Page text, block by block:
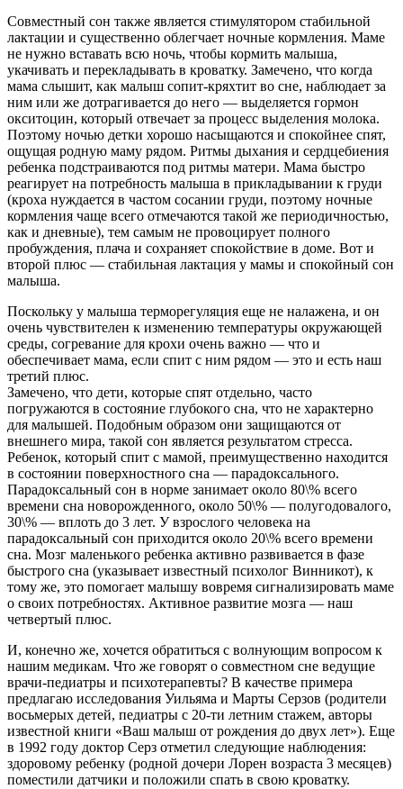
Совместный сон также является стимулятором стабильной
лактации и существенно облегчает ночные кормления. Маме
не нужно вставать всю ночь, чтобы кормить малыша,
укачивать и перекладывать в кроватку. Замечено, что когда
мама слышит, как малыш сопит-кряхтит во сне, наблюдает за
ним или же дотрагивается до него — выделяется гормон
окситоцин, который отвечает за процесс выделения молока.
Поэтому ночью детки хорошо насыщаются и спокойнее спят,
ощущая родную маму рядом. Ритмы дыхания и сердцебиения
ребенка подстраиваются под ритмы матери. Мама быстро
реагирует на потребность малыша в прикладывании к груди
(кроха нуждается в частом сосании груди, поэтому ночные
кормления чаще всего отмечаются такой же периодичностью,
как и дневные), тем самым не провоцирует полного
пробуждения, плача и сохраняет спокойствие в доме. Вот и
второй плюс — стабильная лактация у мамы и спокойный сон
малыша.
Поскольку у малыша терморегуляция еще не налажена, и он
очень чувствителен к изменению температуры окружающей
среды, согревание для крохи очень важно — что и
обеспечивает мама, если спит с ним рядом — это и есть наш
третий плюс.
Замечено, что дети, которые спят отдельно, часто
погружаются в состояние глубокого сна, что не характерно
для малышей. Подобным образом они защищаются от
внешнего мира, такой сон является результатом стресса.
Ребенок, который спит с мамой, преимущественно находится
в состоянии поверхностного сна — парадоксального.
Парадоксальный сон в норме занимает около 80\% всего
времени сна новорожденного, около 50\% — полугодовалого,
30\% — вплоть до 3 лет. У взрослого человека на
парадоксальный сон приходится около 20\% всего времени
сна. Мозг маленького ребенка активно развивается в фазе
быстрого сна (указывает известный психолог Винникот), к
тому же, это помогает малышу вовремя сигнализировать маме
о своих потребностях. Активное развитие мозга — наш
четвертый плюс.
И, конечно же, хочется обратиться с волнующим вопросом к
нашим медикам. Что же говорят о совместном сне ведущие
врачи-педиатры и психотерапевты? В качестве примера
предлагаю исследования Уильяма и Марты Серзов (родители
восьмерых детей, педиатры с 20-ти летним стажем, авторы
известной книги «Ваш малыш от рождения до двух лет»). Еще
в 1992 году доктор Серз отметил следующие наблюдения:
здоровому ребенку (родной дочери Лорен возраста 3 месяцев)
поместили датчики и положили спать в свою кроватку.